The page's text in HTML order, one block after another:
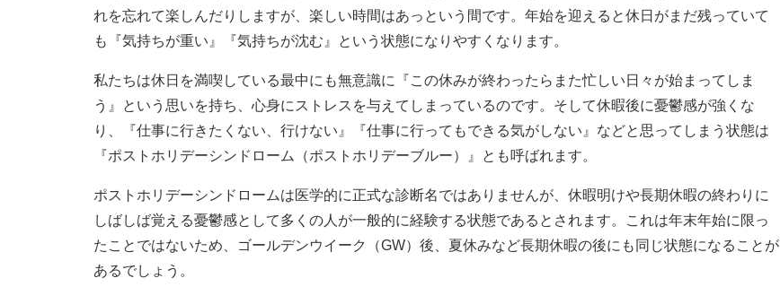
れを忘れて楽しんだりしますが、楽しい時間はあっという間です。年始を迎えると休日がまだ残っていて
も『気持ちが重い』『気持ちが沈む』という状態になりやすくなります。
私たちは休日を満喫している最中にも無意識に『この休みが終わったらまた忙しい日々が始まってしま
う』という思いを持ち、心身にストレスを与えてしまっているのです。そして休暇後に憂鬱感が強くな
り、『仕事に行きたくない、行けない』『仕事に行ってもできる気がしない』などと思ってしまう状態は
『ポストホリデーシンドローム（ポストホリデーブルー）』とも呼ばれます。
ポストホリデーシンドロームは医学的に正式な診断名ではありませんが、休暇明けや長期休暇の終わりに
しばしば覚える憂鬱感として多くの人が一般的に経験する状態であるとされます。これは年末年始に限っ
たことではないため、ゴールデンウイーク（GW）後、夏休みなど長期休暇の後にも同じ状態になることが
あるでしょう。